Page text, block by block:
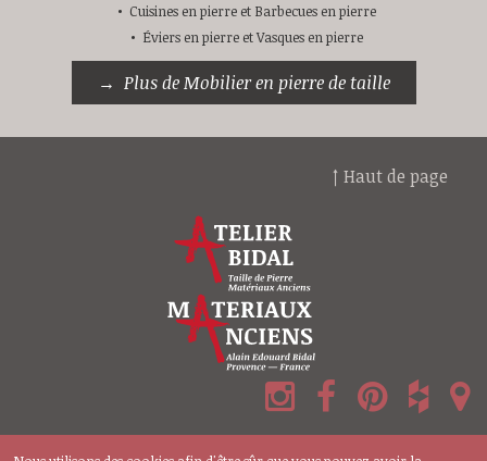
Cuisines en pierre et Barbecues en pierre
Éviers en pierre et Vasques en pierre
Plus de Mobilier en pierre de taille
↑ Haut de page
© 2026 BIDAL, Tous droits réservés —